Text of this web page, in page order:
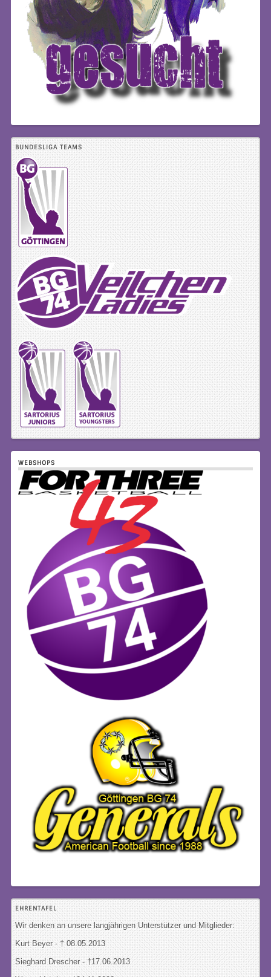
BUNDESLIGA TEAMS
WEBSHOPS
EHRENTAFEL
Wir denken an unsere langjährigen Unterstützer und Mitglieder:
Kurt Beyer - † 08.05.2013
Sieghard Drescher- †17.06.2013